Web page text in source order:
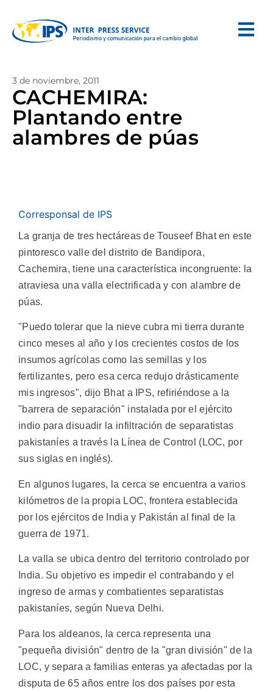
3 de noviembre, 2011
CACHEMIRA:
Plantando entre
alambres de púas
Corresponsal de IPS
La granja de tres hectáreas de Touseef Bhat en este
pintoresco valle del distrito de Bandipora,
Cachemira, tiene una característica incongruente: la
atraviesa una valla electrificada y con alambre de
púas.
"Puedo tolerar que la nieve cubra mi tierra durante
cinco meses al año y los crecientes costos de los
insumos agrícolas como las semillas y los
fertilizantes, pero esa cerca redujo drásticamente
mis ingresos", dijo Bhat a IPS, refiriéndose a la
"barrera de separación" instalada por el ejército
indio para disuadir la infiltración de separatistas
pakistaníes a través la Línea de Control (LOC, por
sus siglas en inglés).
En algunos lugares, la cerca se encuentra a varios
kilómetros de la propia LOC, frontera establecida
por los ejércitos de India y Pakistán al final de la
guerra de 1971.
La valla se ubica dentro del territorio controlado por
India. Su objetivo es impedir el contrabando y el
ingreso de armas y combatientes separatistas
pakistaníes, según Nueva Delhi.
Para los aldeanos, la cerca representa una
"pequeña división" dentro de la "gran división" de la
LOC, y separa a familias enteras ya afectadas por la
disputa de 65 años entre los dos países por esta